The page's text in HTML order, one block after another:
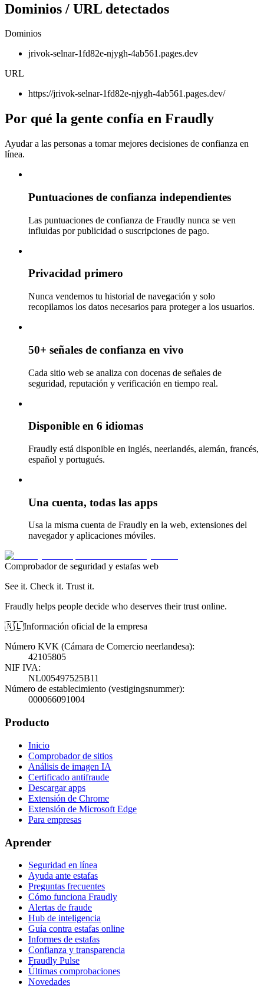
Dominios / URL detectados
Dominios
jrivok-selnar-1fd82e-njygh-4ab561.pages.dev
URL
https://jrivok-selnar-1fd82e-njygh-4ab561.pages.dev/
Por qué la gente confía en Fraudly
Ayudar a las personas a tomar mejores decisiones de confianza en
línea.
Puntuaciones de confianza independientes
Las puntuaciones de confianza de Fraudly nunca se ven
influidas por publicidad o suscripciones de pago.
Privacidad primero
Nunca vendemos tu historial de navegación y solo
recopilamos los datos necesarios para proteger a los usuarios.
50+ señales de confianza en vivo
Cada sitio web se analiza con docenas de señales de
seguridad, reputación y verificación en tiempo real.
Disponible en 6 idiomas
Fraudly está disponible en inglés, neerlandés, alemán, francés,
español y portugués.
Una cuenta, todas las apps
Usa la misma cuenta de Fraudly en la web, extensiones del
navegador y aplicaciones móviles.
Comprobador de seguridad y estafas web
See it. Check it. Trust it.
Fraudly helps people decide who deserves their trust online.
🇳🇱Información oficial de la empresa
Número KVK (Cámara de Comercio neerlandesa):
42105805
NIF IVA:
NL005497525B11
Número de establecimiento (vestigingsnummer):
000066091004
Producto
Inicio
Comprobador de sitios
Análisis de imagen IA
Certificado antifraude
Descargar apps
Extensión de Chrome
Extensión de Microsoft Edge
Para empresas
Aprender
Seguridad en línea
Ayuda ante estafas
Preguntas frecuentes
Cómo funciona Fraudly
Alertas de fraude
Hub de inteligencia
Guía contra estafas online
Informes de estafas
Confianza y transparencia
Fraudly Pulse
Últimas comprobaciones
Novedades